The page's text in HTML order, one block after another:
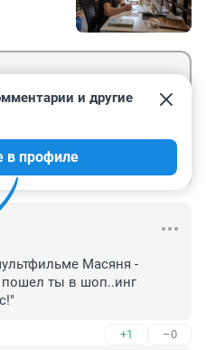
и другие
в профиле
Масяня -
пошел ты в шоп..инг
+1 –0